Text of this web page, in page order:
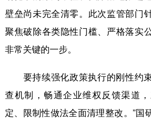
Deutsch Português
壁垒尚未完全清零。此次监管部门
聚焦破除各类隐性门槛、严格落实
非常关键的一步。
要持续强化政策执行的刚性约束
查机制，畅通企业维权反馈渠道
定、限制性做法全面清理整改。”国